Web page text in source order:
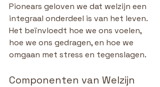
Pionears geloven we dat welzijn een
integraal onderdeel is van het leven.
Het beïnvloedt hoe we ons voelen,
hoe we ons gedragen, en hoe we
omgaan met stress en tegenslagen.
Componenten van Welzijn